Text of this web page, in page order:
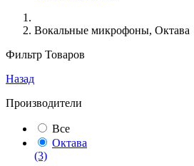
Вокальные микрофоны, Октава
Фильтр Товаров
Назад
Производители
Все
Октава
(3)